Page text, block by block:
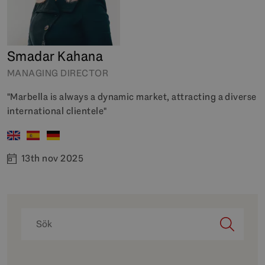
Smadar Kahana
MANAGING DIRECTOR
"Marbella is always a dynamic market, attracting a diverse
international clientele"
13th nov 2025